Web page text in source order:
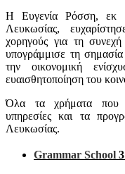
Η Ευγενία Ρόσση, εκ
Λευκωσίας,
χορηγούς για τη
υπογράμμισε τη
την οικονομική
ευαισθητοποίηση του
Όλα τα χρήματα που
υπηρεσίες και τα
Λευκωσίας.
Grammar School